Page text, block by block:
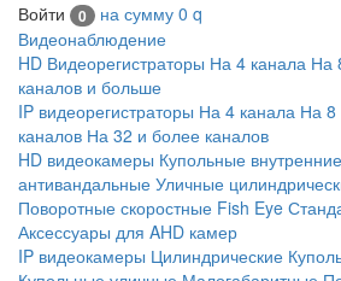
Войти 0 на сумму 0 q
Видеонаблюдение
HD Видеорегистраторы На 4 канала На
каналов и больше
IP видеорегистраторы На 4 канала На 8
каналов На 32 и более каналов
HD видеокамеры Купольные внутренние
антивандальные Уличные
Поворотные скоростные Fish Eye
Аксессуары для AHD камер
IP видеокамеры Цилиндрические